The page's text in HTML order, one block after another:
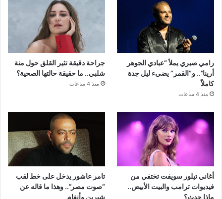
رامي صبري يملأ “عبادي الجوهر
أرينا”.. و”القمر” يضيء ليل جدة
كاملاً
منذ 4 ساعات
جراحة دقيقة تثير القلق حول منة
شلبي.. ما حقيقة حالتها الصحية؟
منذ 4 ساعات
أغاني تيلور سويفت تختفي من
فيديوات ترامب والبيت الأبيض..
ماذا حدث؟
تامر عاشور يدخل على خط لقب
“صوت مصر”.. وهذا ما قاله عن
شيرين وأنغام